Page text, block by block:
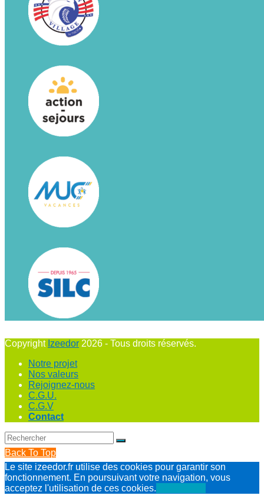
Copyright Izeedor 2026 - Tous droits réservés.
Notre projet
Nos valeurs
Rejoignez-nous
C.G.U.
C.G.V
Contact
Back To Top
Le site izeedor.fr utilise des cookies pour garantir son
fonctionnement. En poursuivant votre navigation, vous
acceptez l'utilisation de ces cookies.